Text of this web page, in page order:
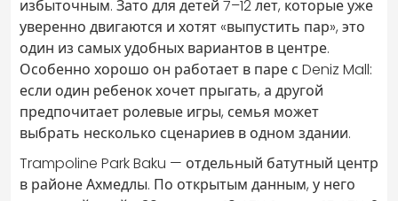
избыточным. Зато для детей 7–12 лет, которые уже
уверенно двигаются и хотят «выпустить пар», это
один из самых удобных вариантов в центре.
Особенно хорошо он работает в паре с Deniz Mall:
если один ребенок хочет прыгать, а другой
предпочитает ролевые игры, семья может
выбрать несколько сценариев в одном здании.
Trampoline Park Baku — отдельный батутный центр
в районе Ахмедлы. По открытым данным, у него